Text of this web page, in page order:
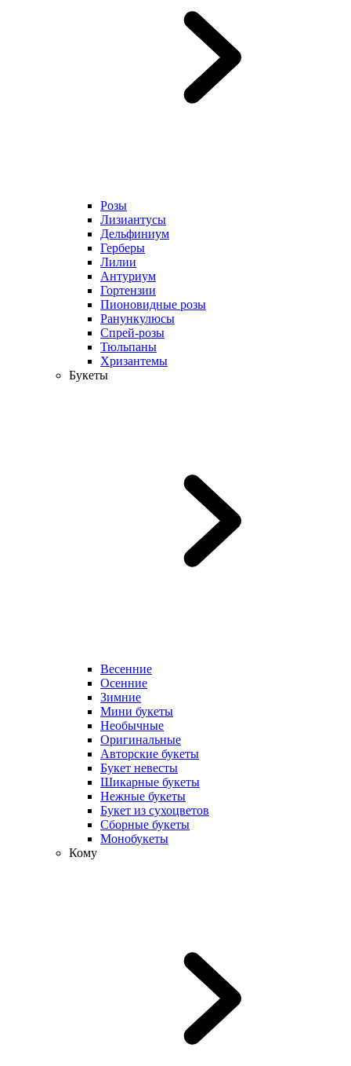
Розы
Лизиантусы
Дельфиниум
Герберы
Лилии
Антуриум
Гортензии
Пионовидные розы
Ранункулюсы
Спрей-розы
Тюльпаны
Хризантемы
Букеты
Весенние
Осенние
Зимние
Мини букеты
Необычные
Оригинальные
Авторские букеты
Букет невесты
Шикарные букеты
Нежные букеты
Букет из сухоцветов
Сборные букеты
Монобукеты
Кому